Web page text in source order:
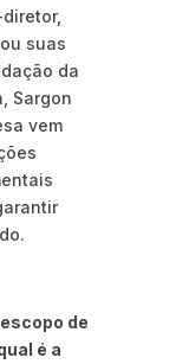
suas
da
Sargon
vem
de
é a